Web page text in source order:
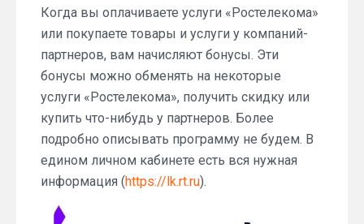
Когда вы оплачиваете услуги «Ростелекома»
или покупаете товары и услуги у компаний-
партнеров, вам начисляют бонусы. Эти
бонусы можно обменять на некоторые
услуги «Ростелекома», получить скидку или
купить что-нибудь у партнеров. Более
подробно описывать программу не будем. В
едином личном кабинете есть вся нужная
информация (https://lk.rt.ru).